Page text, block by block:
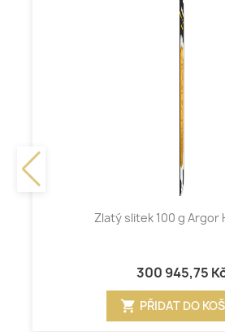
Zlatý slitek 100 g Argor
300 945,75
shopping_cart PŘIDAT DO